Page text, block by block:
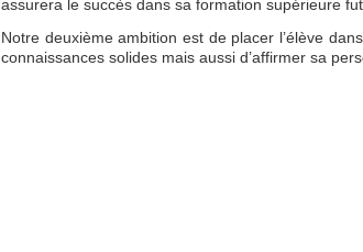
assurera le succès dans sa formation supérieure
Notre deuxième ambition est de placer l’élève
connaissances solides mais aussi d’affirmer sa